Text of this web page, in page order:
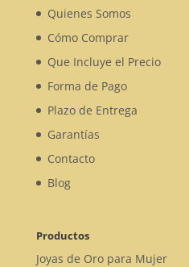
Quienes Somos
Cómo Comprar
Que Incluye el Precio
Forma de Pago
Plazo de Entrega
Garantías
Contacto
Blog
Productos
Joyas de Oro para Mujer